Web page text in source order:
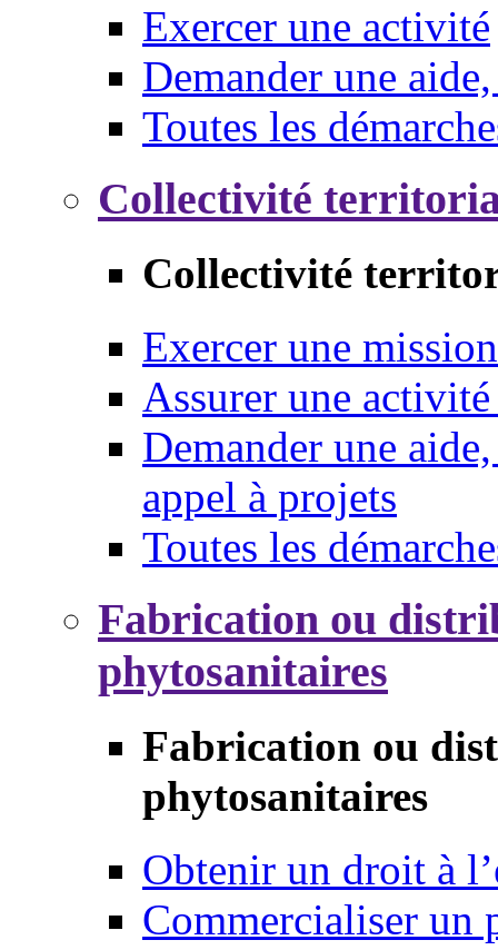
Exercer une activité
Demander une
Toutes les
Collectivité
Collectivité
Exercer une mission
Assurer une
Demander une
appel à projets
Toutes les
Fabrication ou
phytosanitaires
Fabrication ou
phytosanitaires
Obtenir un droit à
Commercialiser un